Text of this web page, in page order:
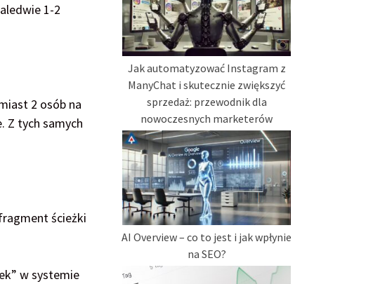
1-2
2 osób na
Z tych samych
ścieżki
w systemie
Jak automatyzować Instagram z
ManyChat i skutecznie zwiększyć
sprzedaż: przewodnik dla
nowoczesnych marketerów
AI Overview – co to jest i jak wpłynie
na SEO?